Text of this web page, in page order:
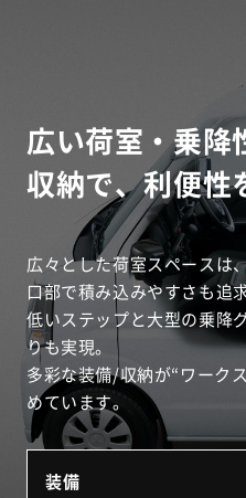
広い荷室・乗降
収納で、利便性
広々とした荷室スペースは
口部で積み込みやすさも追
低いステップと大型の乗降
りも実現。
多彩な装備/収納が“ワーク
めています。
装備